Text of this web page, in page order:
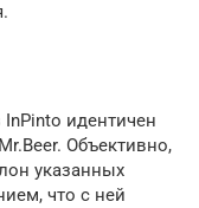
идентичен
Объективно,
указанных
что с ней